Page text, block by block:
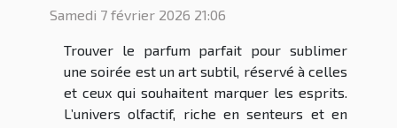
Samedi 7 février 2026 21:06
Trouver le parfum parfait pour sublimer
une soirée est un art subtil, réservé à celles
et ceux qui souhaitent marquer les esprits.
L’univers olfactif, riche en senteurs et en